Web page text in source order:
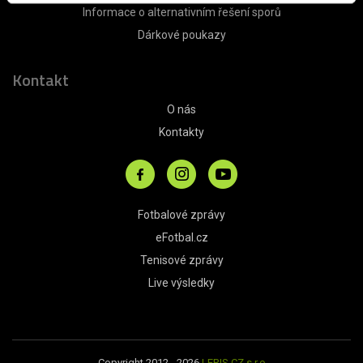
Informace o alternativním řešení sporů
Dárkové poukazy
Kontakt
O nás
Kontakty
Fotbalové zprávy
eFotbal.cz
Tenisové zprávy
Live výsledky